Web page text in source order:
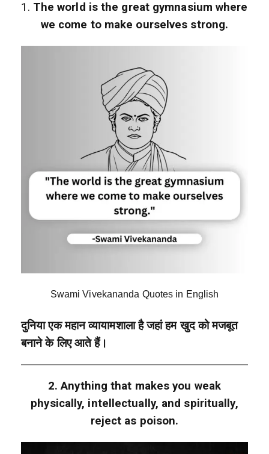
1. The world is the great gymnasium where
we come to make ourselves strong.
Swami Vivekananda Quotes in English
दुनिया एक महान व्यायामशाला है जहां हम खुद को मजबूत
बनाने के लिए आते हैं।
2. Anything that makes you weak
physically, intellectually, and spiritually,
reject as poison.